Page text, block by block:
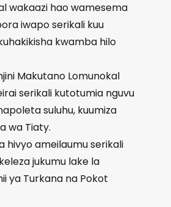
wakaazi hao wamesema
iwapo serikali kuu
kwamba hilo
Makutano Lomunokal
serikali kutotumia nguvu
suluhu, kuumiza
wa Tiaty.
hivyo ameilaumu serikali
jukumu lake la
ya Turkana na Pokot